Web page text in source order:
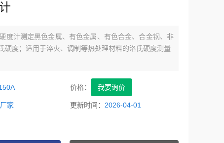
度计测定黑色金属、有色金属、有色合金、合金钢、非
硬度；适用于淬火、调制等热处理材料的洛氏硬度测量
价格： 我要询价
家 更新时间： 2026-04-01